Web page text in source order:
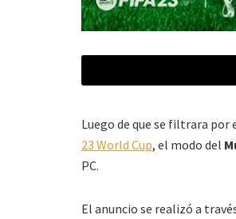
Luego de que se filtrara
23 World Cup, el modo del
PC.
El anuncio se realizó a